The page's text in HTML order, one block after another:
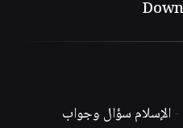
-الإسلام سؤال وجواب